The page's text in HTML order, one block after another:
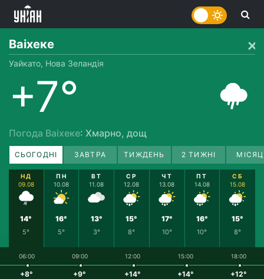
Ваіхеке
Уайкато, Нова Зеландія
+7°
Погода Ваіхеке: Хмарно, дощ
СЬОГОДНІ ЗАВТРА ТИЖДЕНЬ 2 ТИЖНІ
НД
09.08
14°
5°
ПН
10.08
16°
5°
ВТ
11.08
13°
3°
СР
12.08
15°
8°
ЧТ
13.08
17°
10°
ПТ
14.08
16°
10°
СБ
15.08
15°
8°
06:00
+8°
09:00
+9°
12:00
+14°
15:00
+14°
18:00
+12°